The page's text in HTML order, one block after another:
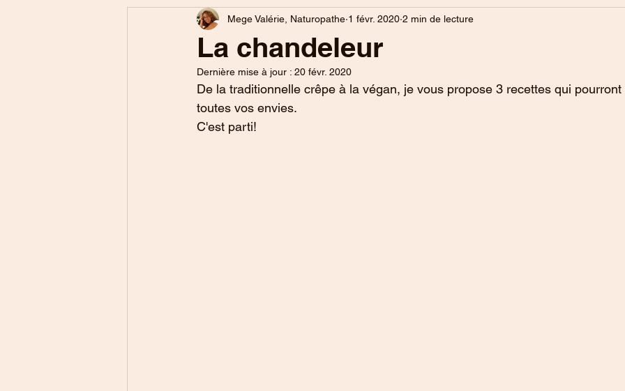
La minute naturo
La chandeleur
Mege Valérie, Naturopathe 1 févr. 2020 2 min de lecture
Dernière mise à jour : 20 févr. 2020
De la traditionnelle crêpe à la végan, je vous propose 3 recettes qui pourront
toutes vos envies.
C'est parti!